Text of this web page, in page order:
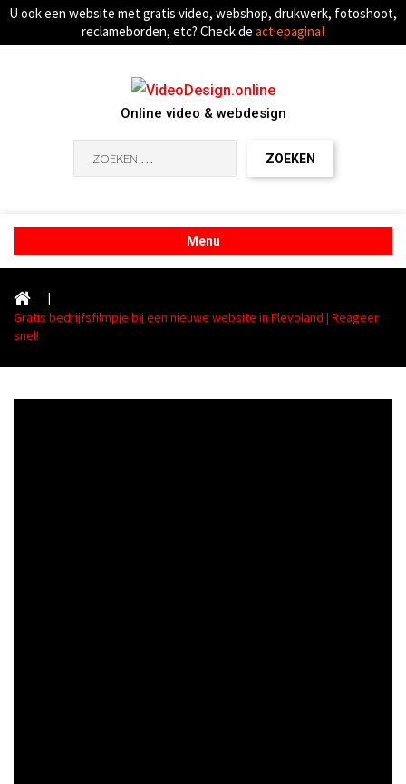
U ook een website met gratis video, webshop, drukwerk, fotoshoot,
reclameborden, etc? Check de actiepagina!
Online video & webdesign
naar:
Menu
|
Gratis bedrijfsfilmpje bij een nieuwe website in Flevoland | Reageer
snel!